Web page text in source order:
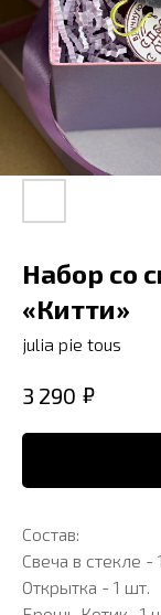
Набор со
«Китти»
julia pie tous
3 290 ₽
Состав:
Свеча в стекле -
Открытка - 1 шт.